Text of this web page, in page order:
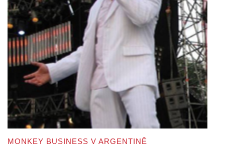
MONKEY BUSINESS V ARGENTINĚ